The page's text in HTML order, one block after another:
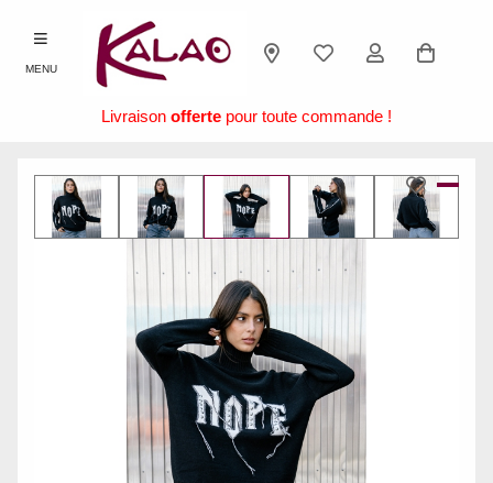
MENU
Livraison offerte pour toute commande !